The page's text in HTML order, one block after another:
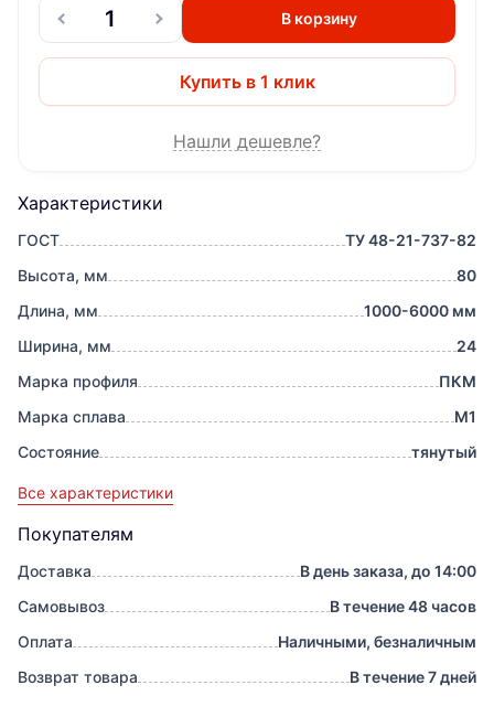
Характеристики
ГОСТ
ТУ 48-21-737-82
Высота, мм
80
Длина, мм
1000-6000 мм
Ширина, мм
24
Марка профиля
ПКМ
Марка сплава
М1
Состояние
тянутый
Все характеристики
Покупателям
Доставка
В день заказа, до 14:00
Самовывоз
В течение 48 часов
Оплата
Наличными, безналичным
Возврат товара
В течение 7 дней
В корзину
Купить в 1 клик
Нашли дешевле?